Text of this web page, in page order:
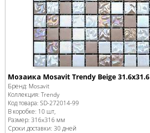
Мозаика Mosavit Trendy Beige 31.6x31.6
Бренд: Mosavit
Коллекция: Trendy
Код товара: SD-272014-99
В коробке: 10 шт,
Размер: 316x316 мм
Сроки доставки: 30 дней